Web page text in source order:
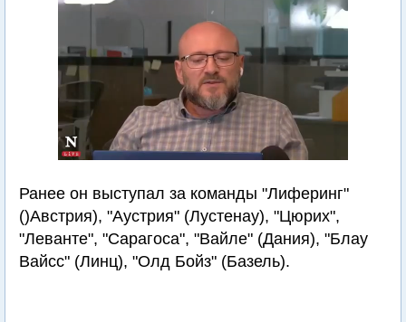
Ранее он выступал за команды "Лиферинг"
()Австрия), "Аустрия" (Лустенау), "Цюрих",
"Леванте", "Сарагоса", "Вайле" (Дания), "Блау
Вайсс" (Линц), "Олд Бойз" (Базель).